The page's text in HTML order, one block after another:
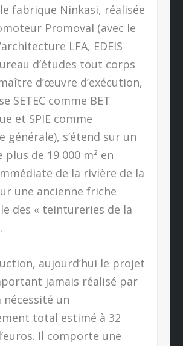
fabrique Ninkasi, réalisée
Promoval (avec le
LFA, EDEIS
d’études tout corps
d’œuvre d’exécution,
SETEC comme BET
et SPIE comme
générale), s’étend sur un
de 19 000 m² en
de la rivière de la
une ancienne friche
des « teintureries de la
aujourd’hui le projet
jamais réalisé par
nécessité un
total estimé à 32
Il comporte une